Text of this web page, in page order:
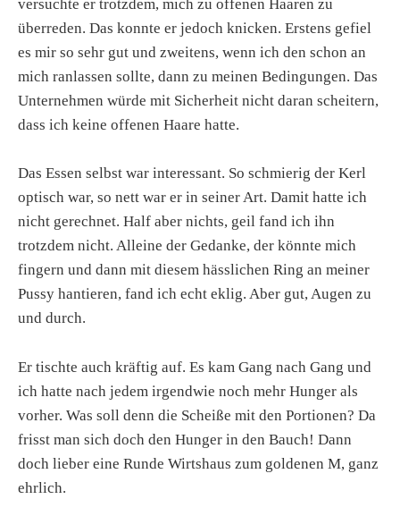
versuchte er trotzdem, mich zu offenen Haaren zu
überreden. Das konnte er jedoch knicken. Erstens gefiel
es mir so sehr gut und zweitens, wenn ich den schon an
mich ranlassen sollte, dann zu meinen Bedingungen. Das
Unternehmen würde mit Sicherheit nicht daran scheitern,
dass ich keine offenen Haare hatte.
Das Essen selbst war interessant. So schmierig der Kerl
optisch war, so nett war er in seiner Art. Damit hatte ich
nicht gerechnet. Half aber nichts, geil fand ich ihn
trotzdem nicht. Alleine der Gedanke, der könnte mich
fingern und dann mit diesem hässlichen Ring an meiner
Pussy hantieren, fand ich echt eklig. Aber gut, Augen zu
und durch.
Er tischte auch kräftig auf. Es kam Gang nach Gang und
ich hatte nach jedem irgendwie noch mehr Hunger als
vorher. Was soll denn die Scheiße mit den Portionen? Da
frisst man sich doch den Hunger in den Bauch! Dann
doch lieber eine Runde Wirtshaus zum goldenen M, ganz
ehrlich.